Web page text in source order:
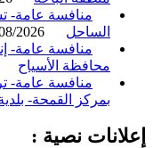
منافسة عامة-
الساحل
06/08/2026
منافسة عامة-
محافظة الأسياح
منافسة عامة-
بمركز القمحة- بلدية
نصية :